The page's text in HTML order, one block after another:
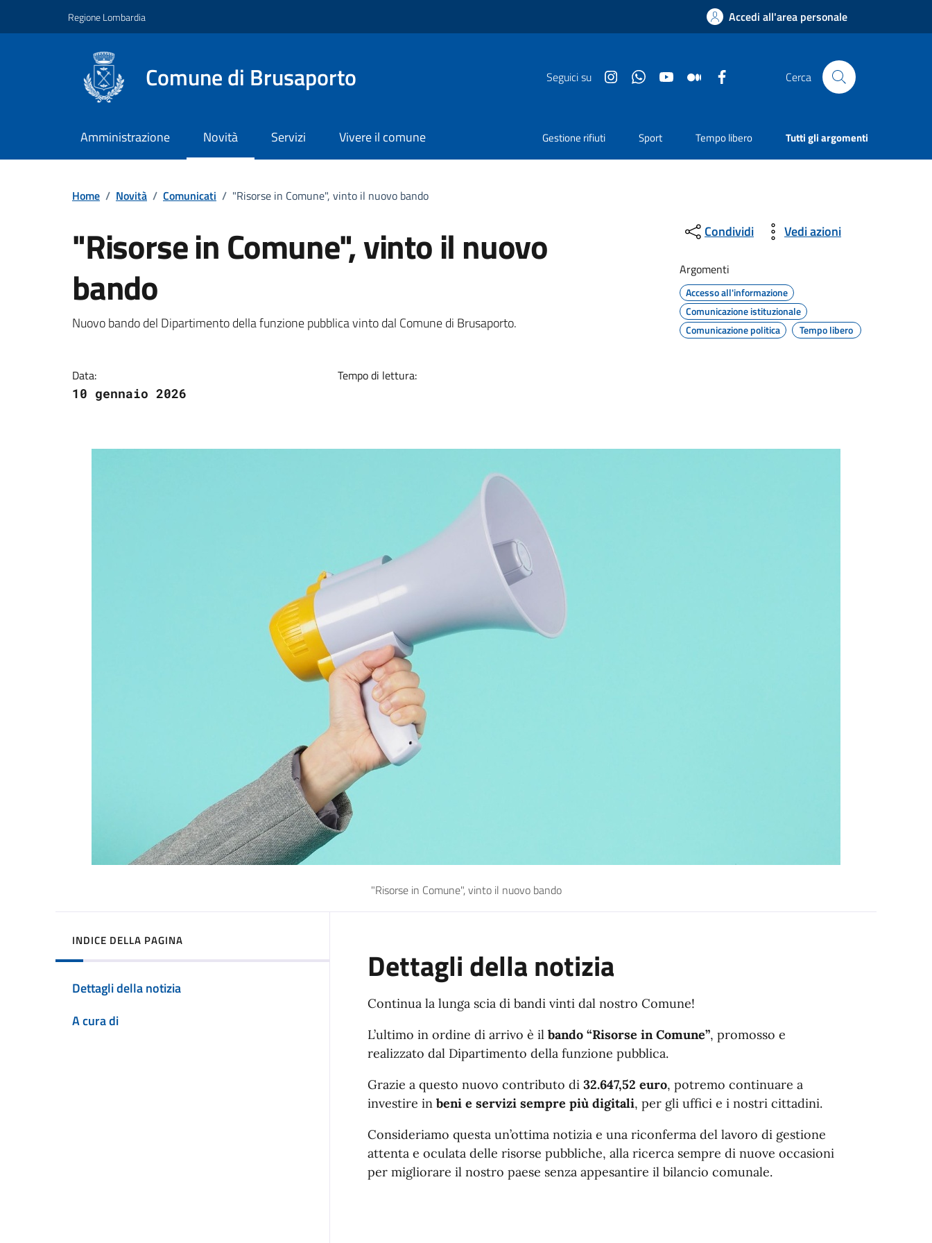
Regione Lombardia Accedi all'area personale
Comune di Brusaporto Seguici su InstagramWhatsappYouTube Medium Cerca
Amministrazione Novità Servizi Vivere il comune Gestione rifiuti Sport Tempo libero Tutti gli argomenti
Home / Novità / Comunicati / "Risorse in Comune", vinto il nuovo bando
"Risorse in Comune", vinto il nuovo
bando
Dettagli della notizia
Nuovo bando del Dipartimento della funzione pubblica vinto dal Comune di Brusaporto.
Data:
10 gennaio 2026
Tempo di lettura:
Condividi Vedi azioni
Argomenti
Accesso all'informazione
Comunicazione istituzionale
Comunicazione politica
Tempo libero
"Risorse in Comune", vinto il nuovo bando
INDICE DELLA PAGINA
Dettagli della notizia
A cura di
Dettagli della notizia
Continua la lunga scia di bandi vinti dal nostro Comune!
L’ultimo in ordine di arrivo è il bando “Risorse in Comune”, promosso e
realizzato dal Dipartimento della funzione pubblica.
Grazie a questo nuovo contributo di 32.647,52 euro, potremo continuare a
investire in beni e servizi sempre più digitali, per gli uffici e i nostri cittadini.
Consideriamo questa un’ottima notizia e una riconferma del lavoro di gestione
attenta e oculata delle risorse pubbliche, alla ricerca sempre di nuove occasioni
per migliorare il nostro paese senza appesantire il bilancio comunale.